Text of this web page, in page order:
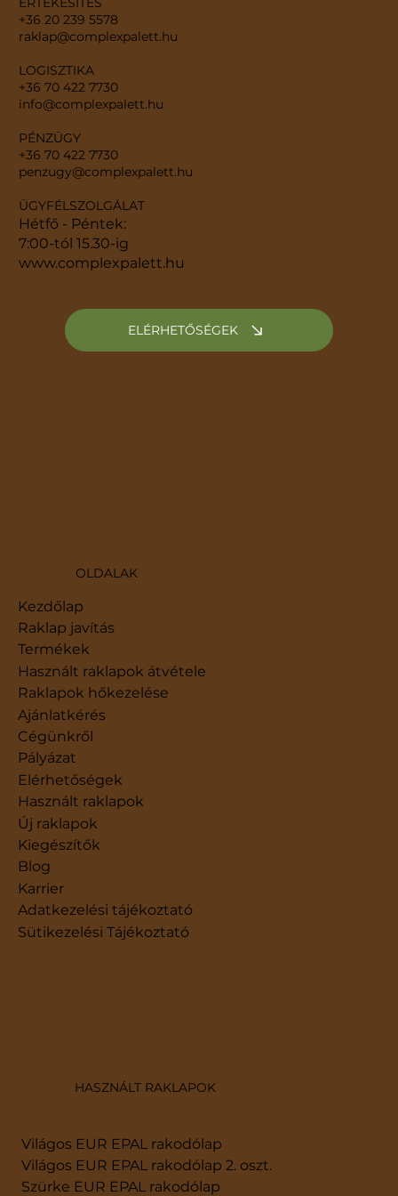
+36 20 239 5578
raklap@complexpalett.hu
LOGISZTIKA
+36 70 422 7730
info@complexpalett.hu
PÉNZÜGY
+36 70 422 7730
penzugy@complexpalett.hu
ÜGYFÉLSZOLGÁLAT
Hétfő - Péntek:
7:00-tól 15.30-ig
www.complexpalett.hu
ELÉRHETŐSÉGEK
OLDALAK
Kezdőlap
Termékek
Raklap javítás
Használt raklapok átvétele
Raklapok hőkezelése
Ajánlatkérés
Cégünkről
Pályázat
Elérhetőségek
Használt raklapok
Új raklapok
Kiegészítők
Blog
Karrier
​Adatkezelési tájékoztató
Sütikezelési Tájékoztató
HASZNÁLT RAKLAPOK
Világos EUR EPAL rakodólap
Világos EUR EPAL rakodólap 2. oszt.
Szürke EUR EPAL rakodólap